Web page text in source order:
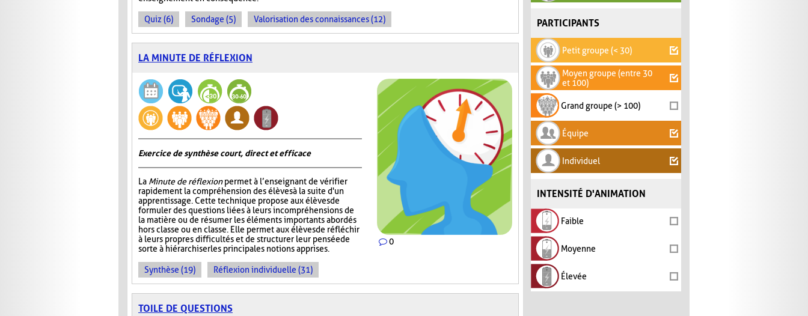
PARTICIPANTS
Petit groupe (< 30)
Moyen groupe (entre 30
et 100)
Grand groupe (> 100)
Équipe
Individuel
INTENSITÉ D'ANIMATION
Faible
Moyenne
Élevée
Quiz (6) Sondage (5) Valorisation des connaissances (12)
LA MINUTE DE RÉFLEXION
0
Exercice de synthèse court, direct et efficace
La Minute de réflexionpermet à l’enseignant de vérifier
rapidement la compréhension des élèves à la suite d'un
apprentissage. Cette technique propose aux élèves de
formuler des questions liées à leurs incompréhensions de
la matière ou de résumer les éléments importants abordés
hors classe ou en classe. Elle permet aux élèves de réfléchir
à leurs propres difficultés et de structurer leur pensée de
sorte à hiérarchiser les principales notions apprises.
Synthèse (19) Réflexion individuelle (31)
TOILE DE QUESTIONS